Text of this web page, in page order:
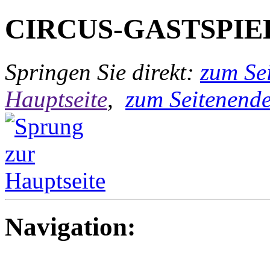
CIRCUS-
Springen Sie direkt: zum
Hauptseite, zum
Navigation: